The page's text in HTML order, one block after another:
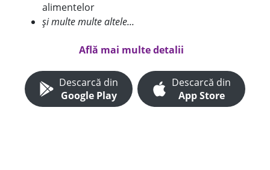
alimentelor
și multe multe altele...
Află mai multe detalii
Descarcă din
Google Play
Descarcă din
App Store